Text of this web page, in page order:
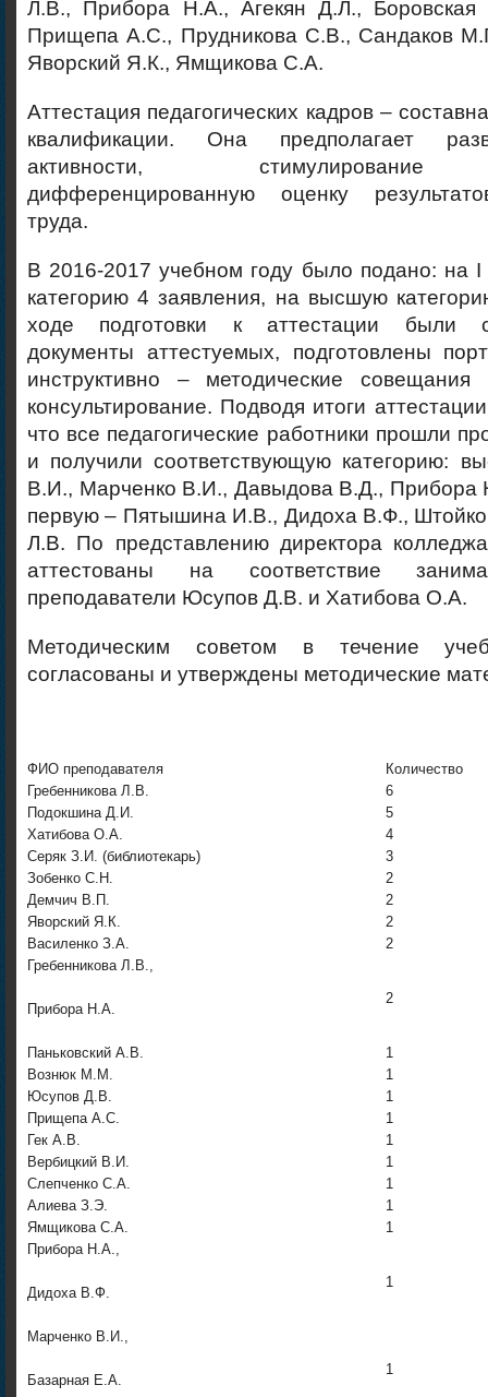
Л.В., Прибора Н.А., Агекян Д.Л.,
Прищепа А.С., Прудникова С.В., Сандаков
Яворский Я.К., Ямщикова С.А.
Аттестация педагогических кадров –
квалификации. Она предполагает
активности, стимулирование
дифференцированную оценку
труда.
В 2016-2017 учебном году было подано: на
категорию 4 заявления, на высшую
ходе подготовки к аттестации были
документы аттестуемых, подготовлены
инструктивно – методические совещания
консультирование. Подводя итоги
что все педагогические работники прошли
и получили соответствующую категорию:
В.И., Марченко В.И., Давыдова В.Д., Прибора
первую – Пятышина И.В., Дидоха В.Ф.,
Л.В. По представлению директора
аттестованы на соответствие
преподаватели Юсупов Д.В. и Хатибова О.А.
Методическим советом в течение
согласованы и утверждены методические
ФИО преподавателя
Количество
Гребенникова Л.В.
6
Подокшина Д.И.
5
Хатибова О.А.
4
Серяк З.И. (библиотекарь)
3
Зобенко С.Н.
2
Демчич В.П.
2
Яворский Я.К.
2
Василенко З.А.
2
Гребенникова Л.В.,
Прибора Н.А.
2
Паньковский А.В.
1
Вознюк М.М.
1
Юсупов Д.В.
1
Прищепа А.С.
1
Гек А.В.
1
Вербицкий В.И.
1
Слепченко С.А.
1
Алиева З.Э.
1
Ямщикова С.А.
1
Прибора Н.А.,
Дидоха В.Ф.
1
Марченко В.И.,
Базарная Е.А.
1